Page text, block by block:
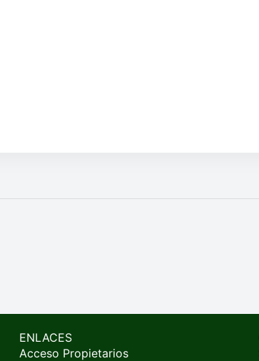
ENLACES
Acceso Propietarios